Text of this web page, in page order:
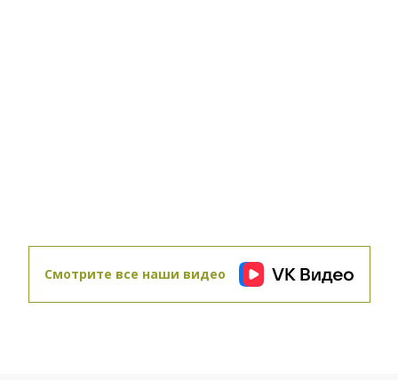
27.05.2011
Нанесение декоративного покрытия
Смотрите все наши видео